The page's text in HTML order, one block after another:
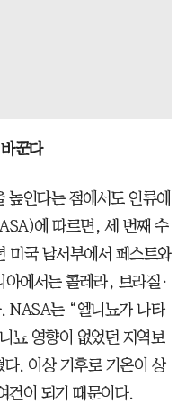
꾼다
높인다는 점에서도 인류에
에 따르면, 세 번째 수
미국 남서부에서 페스트와
에서는 콜레라, 브라질·
NASA는 “엘니뇨가 나타
뇨 영향이 없었던 지역보
. 이상 기후로 기온이 상
건이 되기 때문이다.